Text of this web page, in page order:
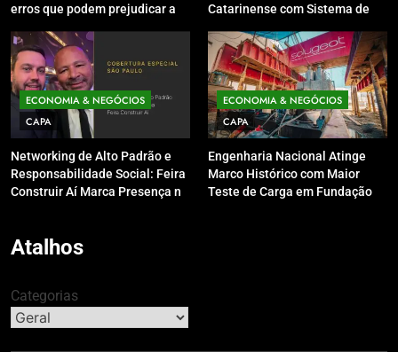
erros que podem prejudicar a
inverno
Catarinense com Sistema de
ECONOMIA & NEGÓCIOS
CAPA
Networking de Alto Padrão e
Responsabilidade Social: Feira
Construir Aí Marca Presença no
ECONOMIA & NEGÓCIOS
CAPA
Engenharia Nacional Atinge
Marco Histórico com Maior
Teste de Carga em Fundação
Atalhos
Categorias